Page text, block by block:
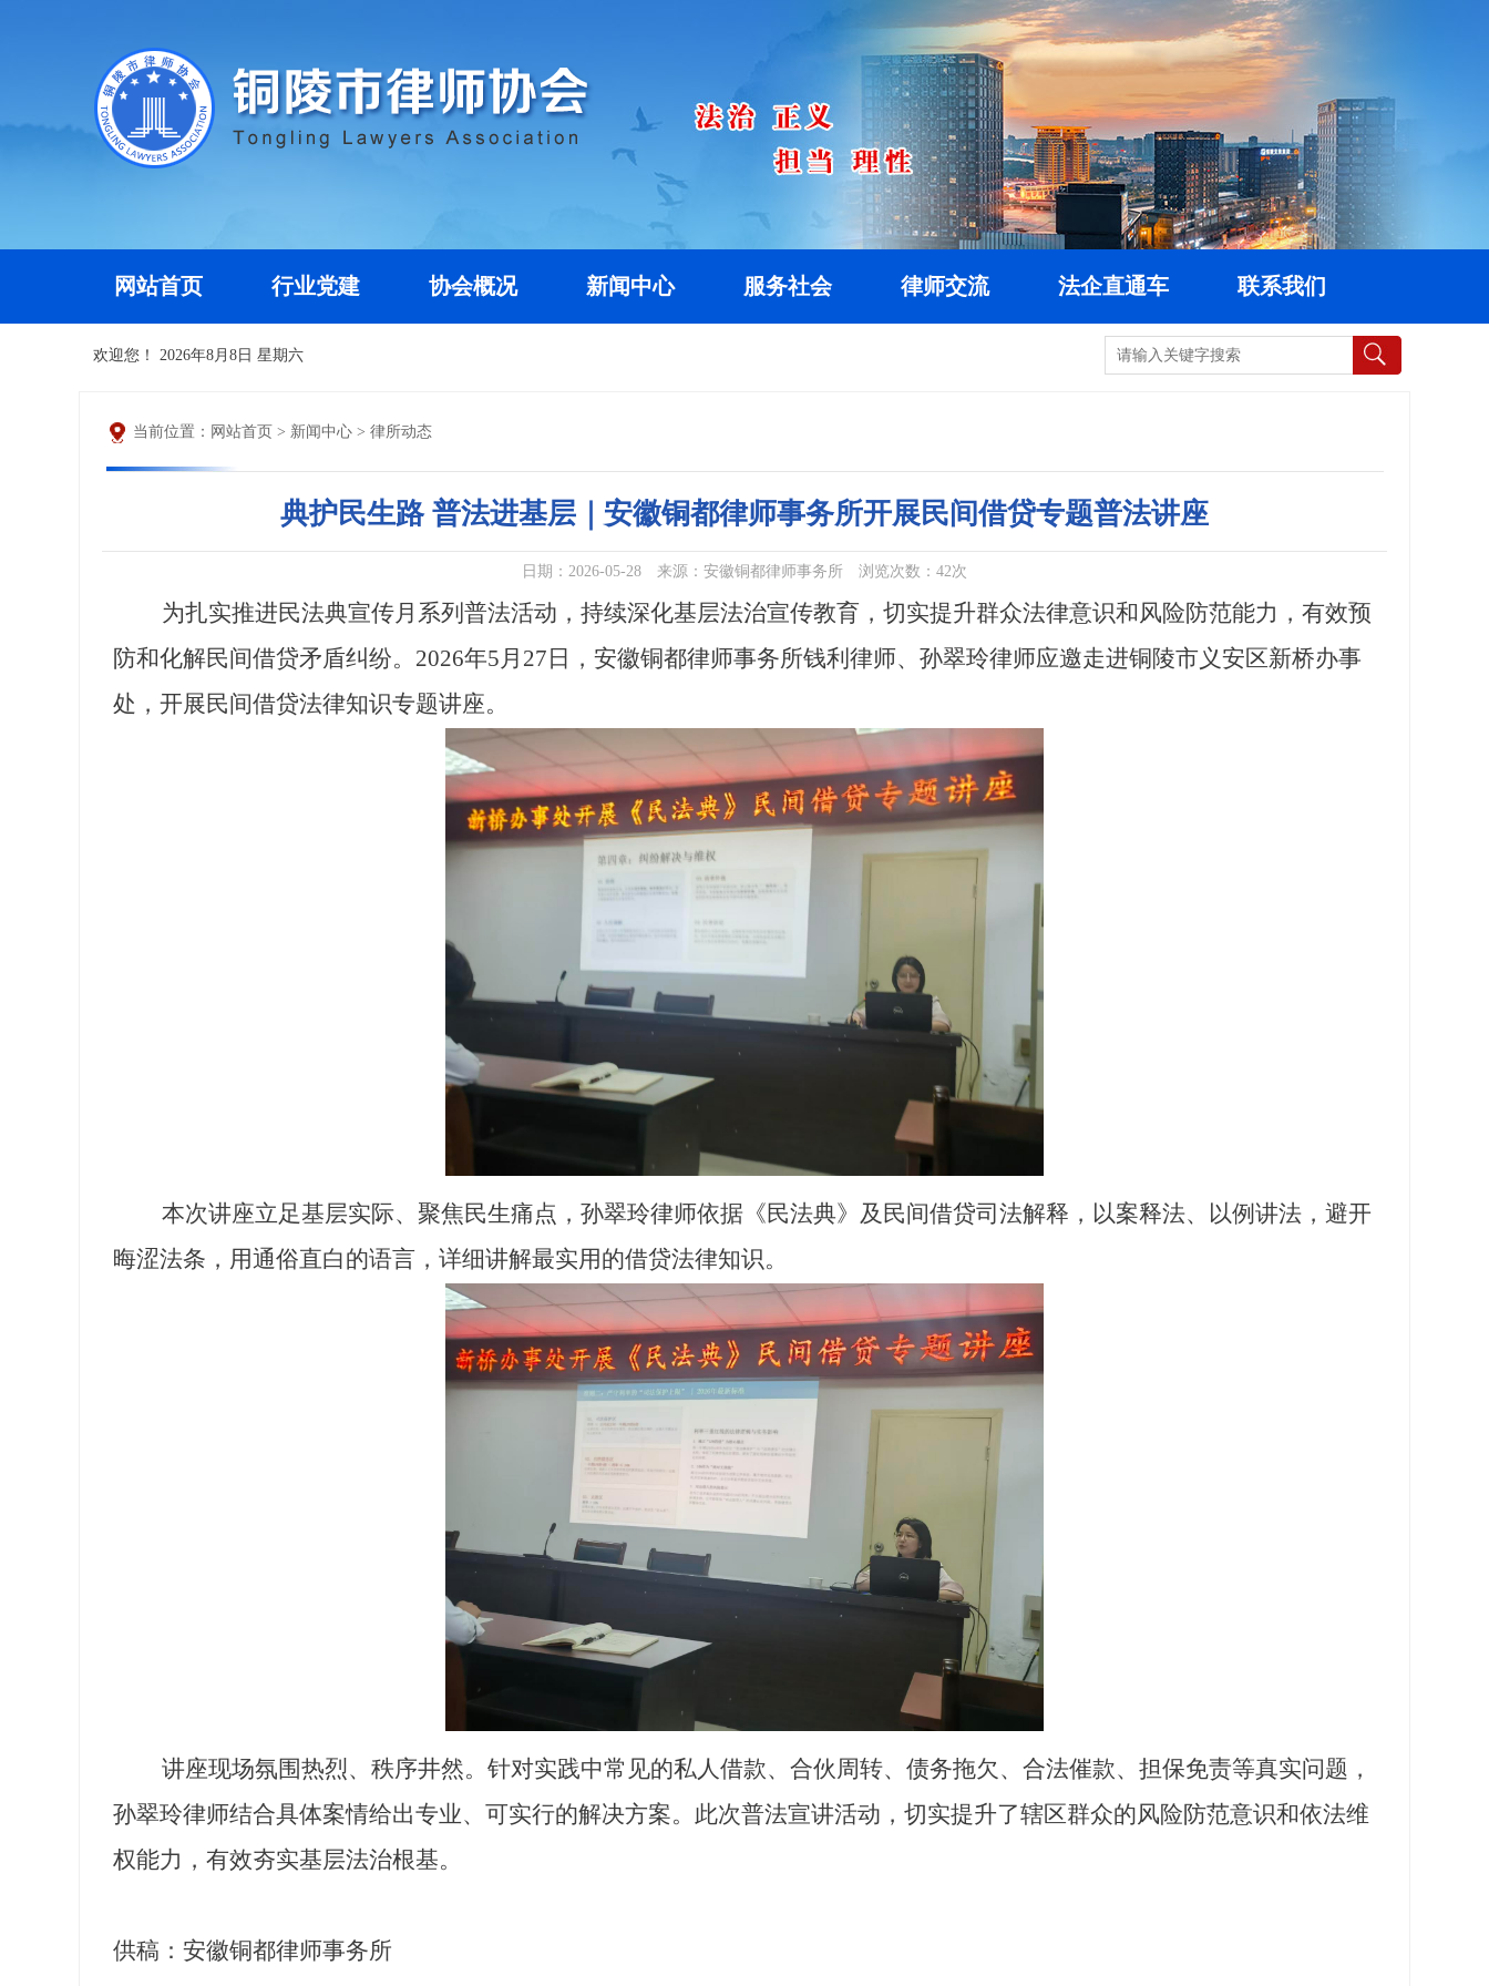
网站首页 行业党建 协会概况 新闻中心 服务社会 律师交流 法企直通车 联系我们
欢迎您！ 2026年8月8日 星期六
当前位置： 网站首页 > 新闻中心> 律所动态
典护民生路 普法进基层｜安徽铜都律师事务所开展民间借贷专题普法讲座
日期：2026-05-28 来源：安徽铜都律师事务所 浏览次数： 42次
为扎实推进民法典宣传月系列普法活动，持续深化基层法治宣传教育，切实提升群众法律意识和风险防范能力，有效预
防和化解民间借贷矛盾纠纷。2026年5月27日，安徽铜都律师事务所钱利律师、孙翠玲律师应邀走进铜陵市义安区新桥办事
处，开展民间借贷法律知识专题讲座。
本次讲座立足基层实际、聚焦民生痛点，孙翠玲律师依据《民法典》及民间借贷司法解释，以案释法、以例讲法，避开
晦涩法条，用通俗直白的语言，详细讲解最实用的借贷法律知识。
讲座现场氛围热烈、秩序井然。针对实践中常见的私人借款、合伙周转、债务拖欠、合法催款、担保免责等真实问题，
孙翠玲律师结合具体案情给出专业、可实行的解决方案。此次普法宣讲活动，切实提升了辖区群众的风险防范意识和依法维
权能力，有效夯实基层法治根基。
供稿：安徽铜都律师事务所